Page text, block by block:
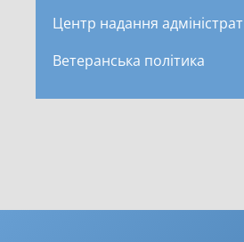
Центр надання
Ветеранська політика